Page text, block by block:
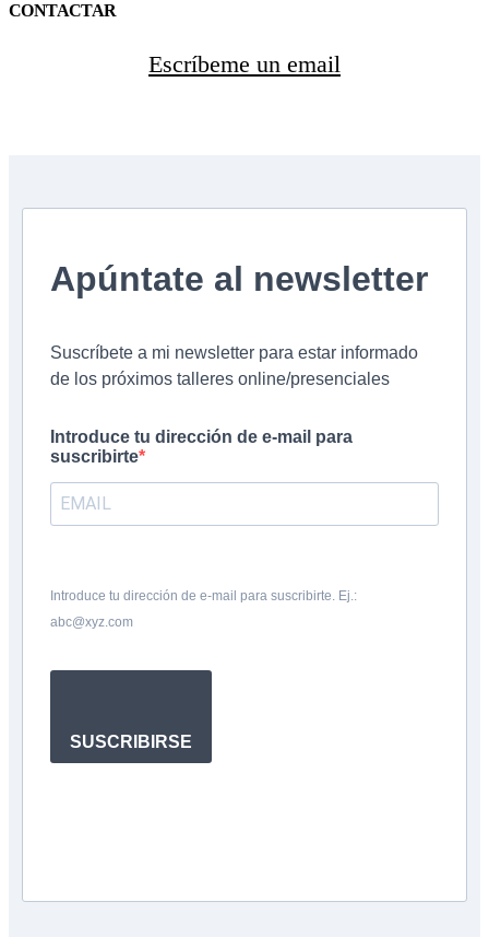
CONTACTAR
Escríbeme un email
Apúntate al newsletter
Suscríbete a mi newsletter para estar informado
de los próximos talleres online/presenciales
Introduce tu dirección de e-mail para
suscribirte
Introduce tu dirección de e-mail para suscribirte. Ej.:
abc@xyz.com
SUSCRIBIRSE